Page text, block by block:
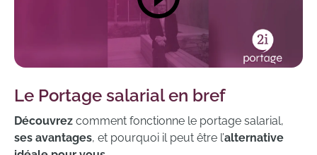
Le Portage salarial en bref
Découvrez comment fonctionne le portage salarial,
ses avantages, et pourquoi il peut être l’alternative